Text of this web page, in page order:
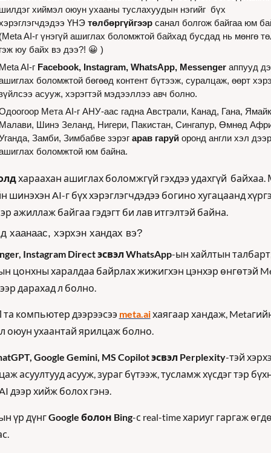
хиймэл оюун ухааны туслахуудын нэгийг  бүх
ҮНЭ төлбөргүйгээр санал болгож байгаа юм
AI-г үнэгүй ашиглах боломжтой байхад бусдад нь мөнгө
юу байх вэ дээ?! 😀 )
AI-г Facebook, Instagram, WhatsApp, Messenger аппууд
боломжтой бөгөөд контент бүтээж, суралцаж, өөрт
асууж, хэрэгтэй мэдээллээ авч болно.
Мета AI-г АНУ-аас гадна Австрали, Канад, Гана,
Шинэ Зеланд, Нигери, Пакистан, Сингапур, Өмнөд
Замби, Зимбабве зэрэг арав гаруй оронд англи хэл дээр
боломжтой юм байна.
хараахан ашиглах боломжгүй гэхдээ удахгүй  байхаа.
шинэхэн AI-г бүх хэрэглэгчдэдээ богино хугацаанд
ажиллаж байгаа гэдэгт би лав итгэлтэй байна.
хаанаас, хэрхэн хандах вэ?
Instagram Direct эсвэл WhatsApp-ын хайлтын
цонхны харалдаа байрлах жижигхэн цэнхэр өнгөтэй
дарахад л болно.
компьютер дээрээсээ meta.ai хаягаар хандаж,
оюун ухаантай ярилцаж болно.
Google Gemini, MS Copilot эсвэл Perplexity-тэй
асуултууд асууж, зураг бүтээж, тусламж хүсдэг тэр
дээр хийж болох гэнэ.
үр дүнг Google болон Bing-с real-time хариуг гаргаж